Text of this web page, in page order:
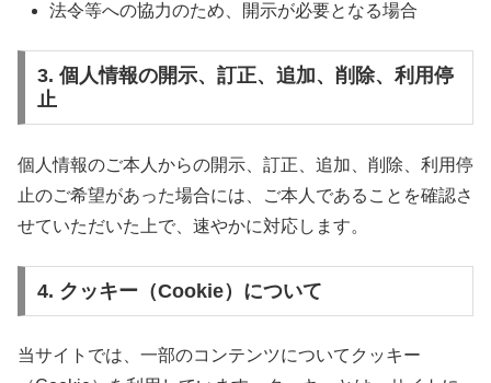
法令等への協力のため、開示が必要となる場合
3. 個人情報の開示、訂正、追加、削除、利用停
止
個人情報のご本人からの開示、訂正、追加、削除、利用停
止のご希望があった場合には、ご本人であることを確認さ
せていただいた上で、速やかに対応します。
4. クッキー（Cookie）について
当サイトでは、一部のコンテンツについてクッキー